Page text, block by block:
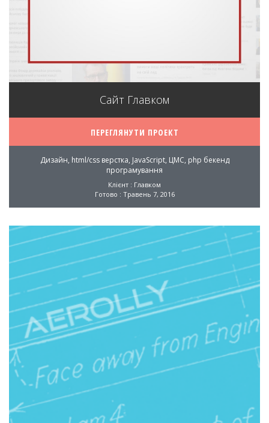
Сайт Главком
ПЕРЕГЛЯНУТИ ПРОЕКТ
Дизайн, html/css верстка, JavaScript, ЦМС, php бекенд
програмування
Клієнт : Главком
Готово : Травень 7, 2016